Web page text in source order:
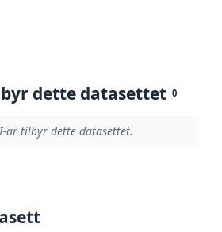
dette datasettet 0
ar tilbyr dette datasettet.